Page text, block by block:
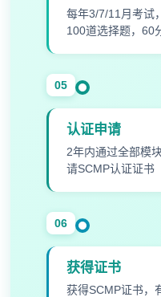
每年3/7/11月考试
100道选择题，60
05
认证申请
2年内通过全部模
请SCMP认证证书
06
获得证书
获得SCMP证书，